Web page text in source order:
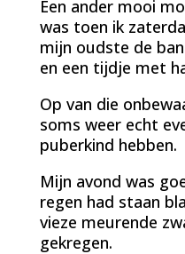
Een ander mooi
was toen ik
mijn oudste de
en een tijdje met
Op van die
soms weer echt
puberkind hebben.
Mijn avond was
regen had staan
vieze meurende
gekregen.